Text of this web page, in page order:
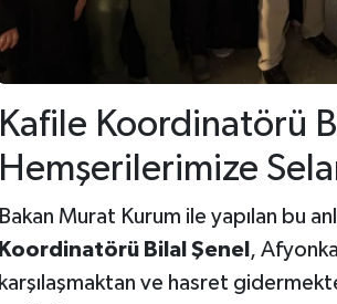
Kafile Koordinatörü
Hemşerilerimize
Bakan Murat Kurum ile yapılan bu
Koordinatörü Bilal Şenel ,
karşılaşmaktan ve hasret